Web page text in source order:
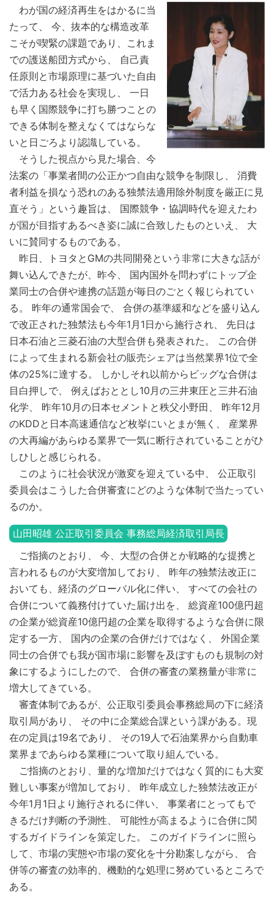
わが国の経済再生をはかるに当
たって、 今、抜本的な構造改革
こそが喫緊の課題であり、これま
での護送船団方式から、 自己責
任原則と市場原理に基づいた自由
で活力ある社会を実現し、 一日
も早く国際競争に打ち勝つことの
できる体制を整えなくてはならな
いと日ごろより認識している。
そうした視点から見た場合、今
法案の「事業者間の公正かつ自由な競争を制限し、 消費
者利益を損なう恐れのある独禁法適用除外制度を厳正に見
直そう」という趣旨は、 国際競争・協調時代を迎えたわ
が国が目指すあるべき姿に誠に合致したものといえ、 大
いに賛同するものである。
昨日、トヨタとGMの共同開発という非常に大きな話が
舞い込んできたが、昨今、 国内国外を問わずにトップ企
業同士の合併や連携の話題が毎日のごとく報じられてい
る。 昨年の通常国会で、 合併の基準緩和などを盛り込ん
で改正された独禁法も今年1月1日から施行され、 先日は
日本石油と三菱石油の大型合併も発表された。 この合併
によって生まれる新会社の販売シェアは当然業界1位で全
体の25%に達する。 しかしそれ以前からビッグな合併は
目白押しで、 例えばおととし10月の三井東圧と三井石油
化学、 昨年10月の日本セメントと秩父小野田、 昨年12月
のKDDと日本高速通信など枚挙にいとまが無く、 産業界
の大再編があらゆる業界で一気に断行されていることがひ
しひしと感じられる。
このように社会状況が激変を迎えている中、 公正取引
委員会はこうした合併審査にどのような体制で当たってい
るのか。
山田昭雄 公正取引委員会 事務総局経済取引局長
ご指摘のとおり、 今、大型の合併とか戦略的な提携と
言われるものが大変増加しており、 昨年の独禁法改正に
おいても、経済のグローバル化に伴い、 すべての会社の
合併について義務付けていた届け出を、 総資産100億円超
の企業が総資産10億円超の企業を取得するような合併に限
定する一方、 国内の企業の合併だけではなく、 外国企業
同士の合併でも我が国市場に影響を及ぼすものも規制の対
象にするようにしたので、 合併の審査の業務量が非常に
増大してきている。
審査体制であるが、公正取引委員会事務総局の下に経済
取引局があり、 その中に企業総合課という課がある。現
在の定員は19名であり、 その19人で石油業界から自動車
業界まであらゆる業種について取り組んでいる。
ご指摘のとおり、量的な増加だけではなく質的にも大変
難しい事案が増加しており、 昨年成立した独禁法改正が
今年1月1日より施行されるに伴い、 事業者にとってもで
きるだけ判断の予測性、 可能性が高まるように合併に関
するガイドラインを策定した。 このガイドラインに照ら
して、市場の実態や市場の変化を十分勘案しながら、 合
併等の審査の効率的、機動的な処理に努めているところで
ある。